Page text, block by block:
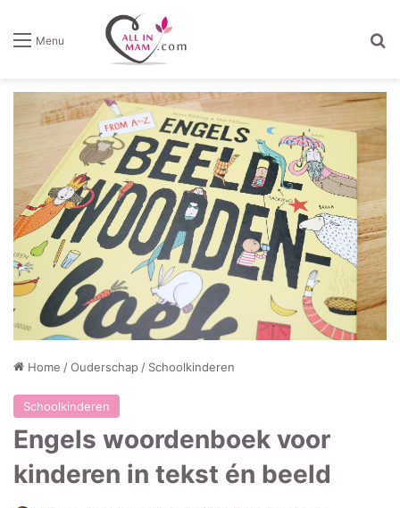
Menu
Home /Ouderschap/ Schoolkinderen
Schoolkinderen
Engels woordenboek voor
kinderen in tekst én beeld